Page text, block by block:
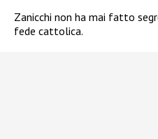
Zanicchi non ha mai fatto
fede cattolica.